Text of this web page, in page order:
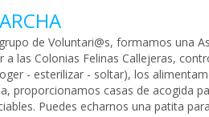
de Voluntari@s, formamos una
a las Colonias Felinas Callejeras,
- esterilizar - soltar), los
proporcionamos casas de acogida
Puedes echarnos una patita